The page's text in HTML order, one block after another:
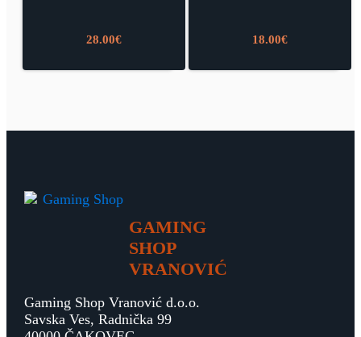
28.00€ 18.00€
GAMING
SHOP
VRANOVIĆ
Gaming Shop Vranović d.o.o.
Savska Ves, Radnička 99